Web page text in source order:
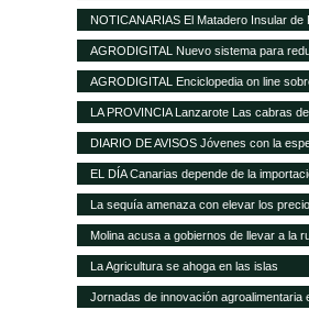
1.500 cochinos
NOTICANARIAS El Matadero Insular
prestación regular de sus servicios para
AGRODIGITAL Nuevo sistema para
AGRODIGITAL Enciclopedia on line
LA PROVINCIA Lanzarote Las cabras
DIARIO DE AVISOS Jóvenes con la
EL DÍA Canarias depende de la
consumo básico
La sequía amenaza con elevar los
Molina acusa a gobiernos de llevar a la
La Agricultura se ahoga en las islas
Jornadas de innovación agroalimentaria